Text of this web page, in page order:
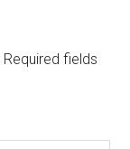
Required fields